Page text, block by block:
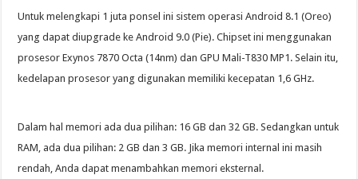
Untuk melengkapi 1 juta ponsel ini sistem operasi Android 8.1 (Oreo)
yang dapat diupgrade ke Android 9.0 (Pie). Chipset ini menggunakan
prosesor Exynos 7870 Octa (14nm) dan GPU Mali-T830 MP1. Selain itu,
kedelapan prosesor yang digunakan memiliki kecepatan 1,6 GHz.
Dalam hal memori ada dua pilihan: 16 GB dan 32 GB. Sedangkan untuk
RAM, ada dua pilihan: 2 GB dan 3 GB. Jika memori internal ini masih
rendah, Anda dapat menambahkan memori eksternal.